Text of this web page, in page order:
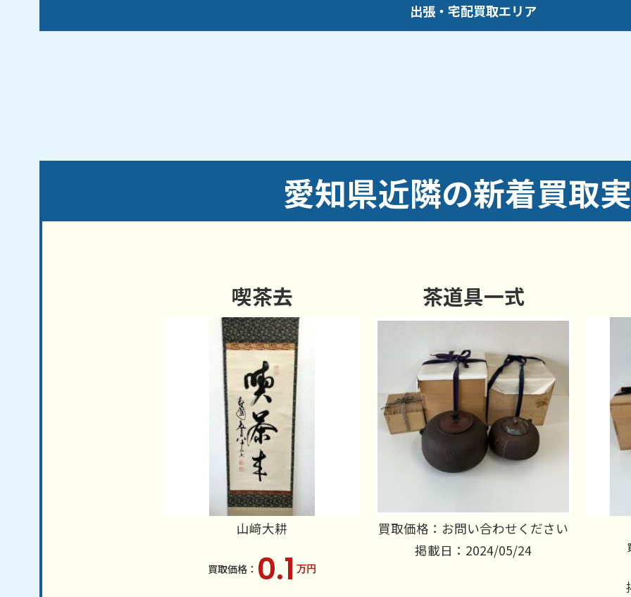
出張・宅配買取エリア
長野県・静岡県・岐阜県など、近隣地域からのご依頼にも対応しております。
愛知県近隣の新着買取
喫茶去
山﨑大耕
0.1 万円
茶道具一式
買取価格：お問い合わせください
掲載日：2024/05/24